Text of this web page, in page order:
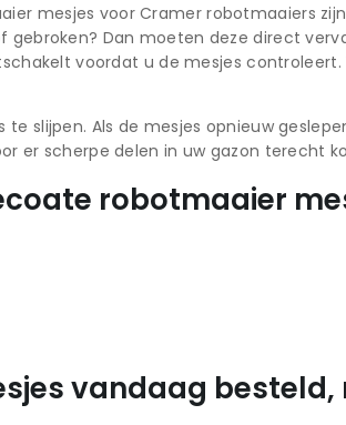
mesjes voor Cramer robotmaaiers
gebroken? Dan moeten deze direct
voordat u de mesjes
slijpen. Als de mesjes opnieuw
er scherpe delen in uw gazon terecht
robotmaaier
vandaag besteld,